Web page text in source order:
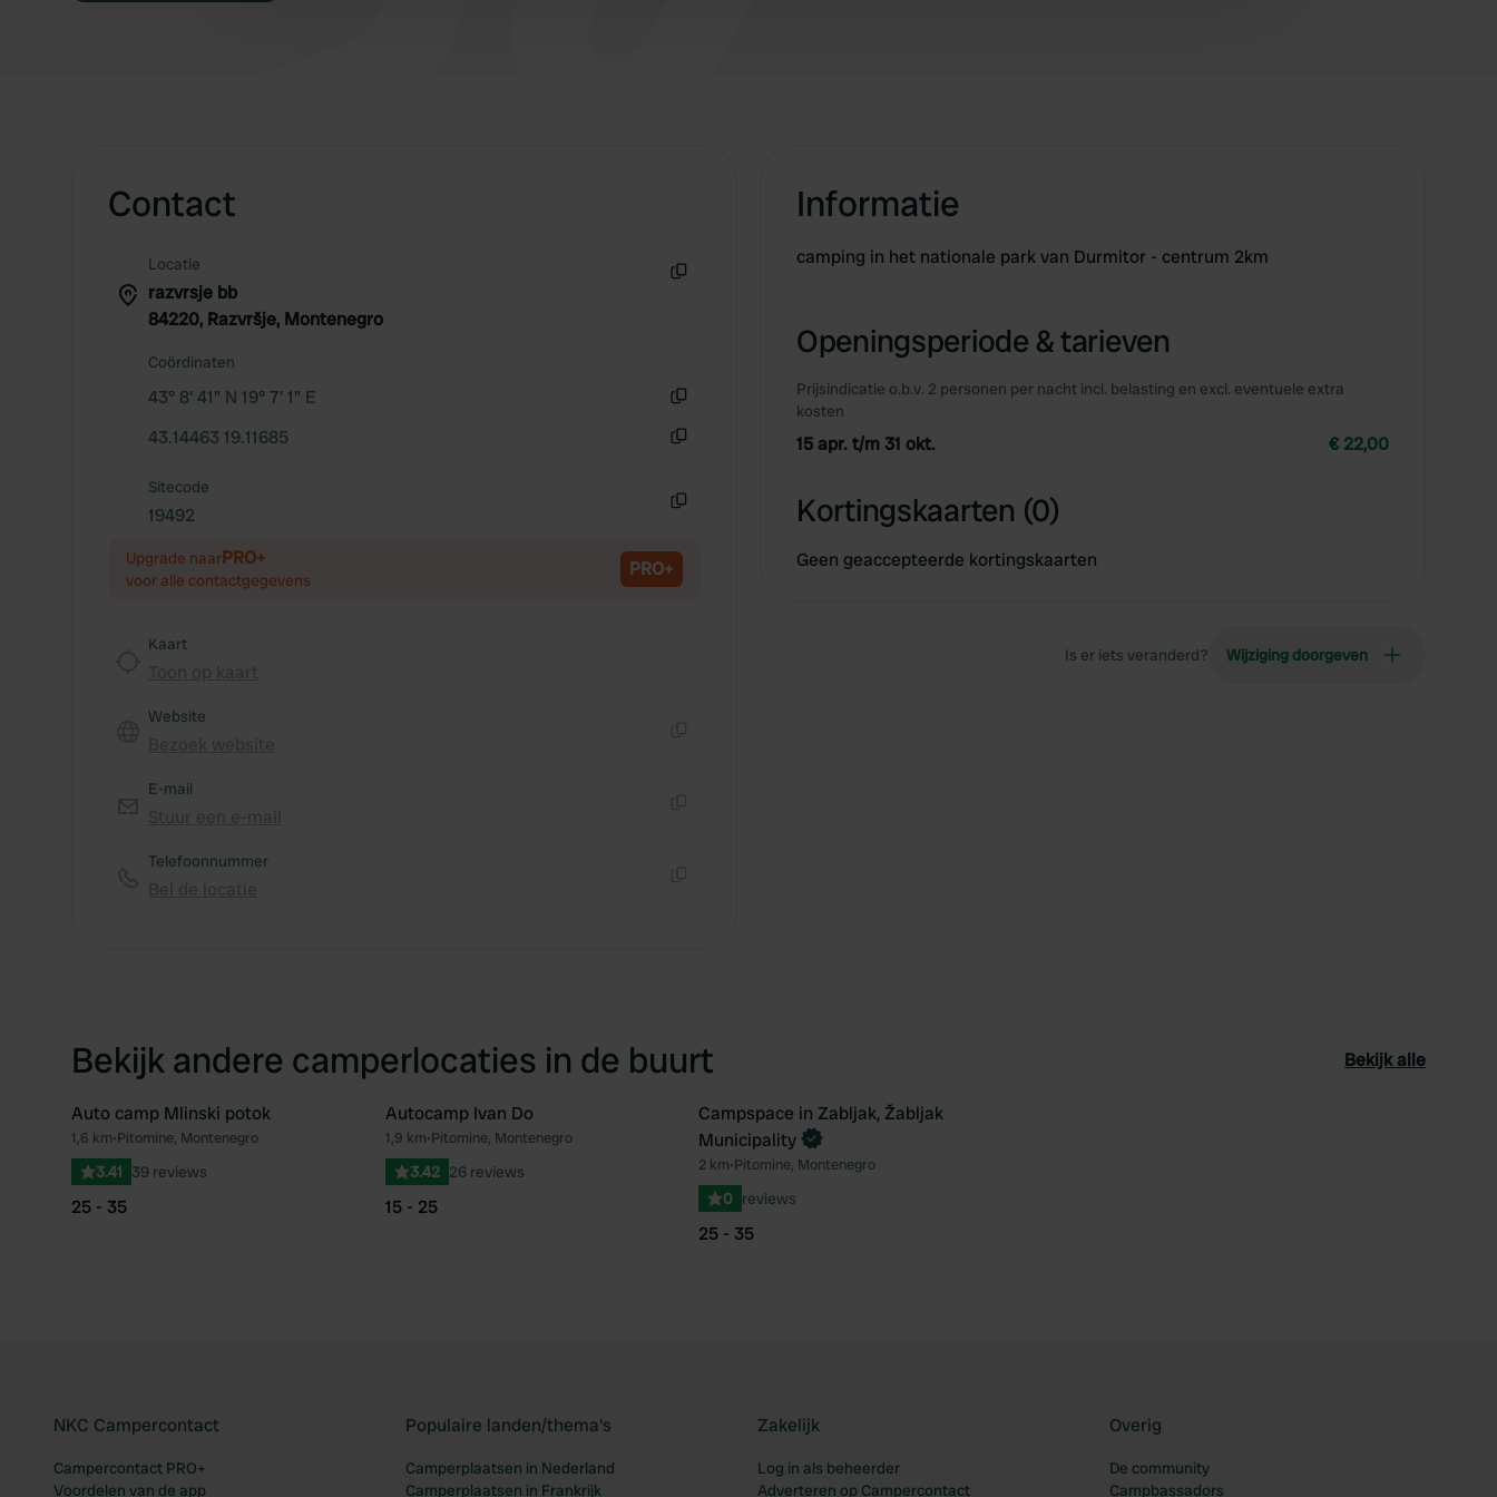
Contact
Locatie
razvrsje bb
84220, Razvršje, Montenegro
Coördinaten
43° 8' 41" N 19° 7' 1" E
43.14463 19.11685
Sitecode
19492
Upgrade naarPRO+
voor alle contactgegevens PRO+
Kaart
Website
E-mail
Telefoonnummer
Informatie
camping in het nationale park van Durmitor - centrum 2km
Openingsperiode & tarieven
Prijsindicatie o.b.v. 2 personen per nacht incl. belasting en excl. eventuele extra
kosten
15 apr. t/m 31 okt. € 22,00
Kortingskaarten (0)
Geen geaccepteerde kortingskaarten
Is er iets veranderd? Wijziging doorgeven
Bekijk andere camperlocaties in de buurt Bekijk alle
Favoriet
Auto camp Mlinski potok
1,6 km•Pitomine, Montenegro
3.41 39 reviews
25 - 35
Favoriet
Autocamp Ivan Do
1,9 km•Pitomine, Montenegro
3.42 26 reviews
15 - 25
Boek direct
Campspace in Zabljak, Žabljak
Municipality
2 km•Pitomine, Montenegro
0 reviews
25 - 35
NKC Campercontact
Campercontact PRO+
Voordelen van de app
Populaire landen/thema's
Camperplaatsen in Nederland
Camperplaatsen in Frankrijk
Zakelijk
Log in als beheerder
Adverteren op Campercontact
Overig
De community
Campbassadors